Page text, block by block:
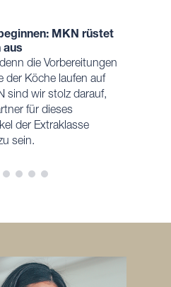
MKN rüstet
aus
die Vorbereitungen
der Köche laufen auf
sind wir stolz darauf,
für dieses
der Extraklasse
sein.